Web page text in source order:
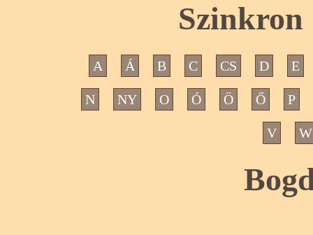
Szinkron
A Á B C CS D E
N NY O Ó Ö Ő P
V W